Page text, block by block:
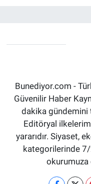
Bunediyor.com -
Güvenilir Haber
dakika gündemini
Editöryal
yararıdır. Siyaset,
kategorilerinde 7/
okurumuza